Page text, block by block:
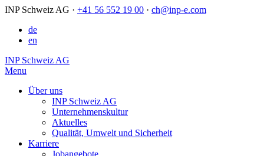
INP Schweiz AG · +41 56 552 19 00 · ch@inp-e.com
de
en
INP Schweiz AG
Menu
Über uns
INP Schweiz AG
Unternehmenskultur
Aktuelles
Qualität, Umwelt und Sicherheit
Karriere
Jobangebote